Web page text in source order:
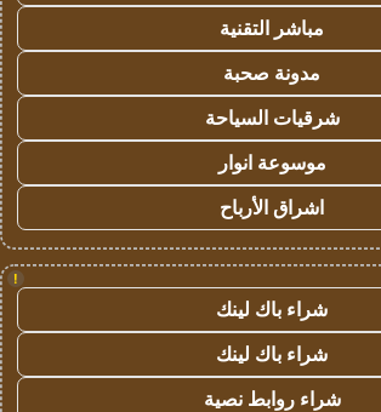
مباشر التقنية
مدونة صحبة
شرقيات السياحة
موسوعة انوار
اشراق الأرباح
!
شراء باك لينك
شراء باك لينك
شراء روابط نصية